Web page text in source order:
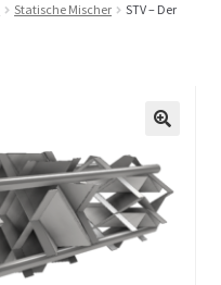
Statische Mischer
STV – Der